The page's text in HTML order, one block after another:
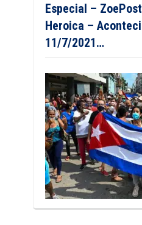
Especial –
Heroica –
11/7/2021…